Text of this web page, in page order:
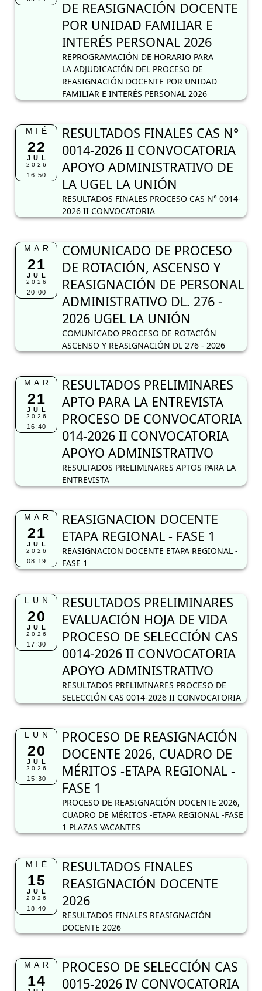
DE REASIGNACIÓN DOCENTE
POR UNIDAD FAMILIAR E
INTERÉS PERSONAL 2026
REPROGRAMACIÓN DE HORARIO PARA
LA ADJUDICACIÓN DEL PROCESO DE
REASIGNACIÓN DOCENTE POR UNIDAD
FAMILIAR E INTERÉS PERSONAL 2026
MIÉ
22
JUL
2026
16:50
RESULTADOS FINALES CAS N°
0014-2026 II CONVOCATORIA
APOYO ADMINISTRATIVO DE
LA UGEL LA UNIÓN
RESULTADOS FINALES PROCESO CAS N° 0014-
2026 II CONVOCATORIA
MAR
21
JUL
2026
20:00
COMUNICADO DE PROCESO
DE ROTACIÓN, ASCENSO Y
REASIGNACIÓN DE PERSONAL
ADMINISTRATIVO DL. 276 -
2026 UGEL LA UNIÓN
COMUNICADO PROCESO DE ROTACIÓN
ASCENSO Y REASIGNACIÓN DL 276 - 2026
MAR
21
JUL
2026
16:40
RESULTADOS PRELIMINARES
APTO PARA LA ENTREVISTA
PROCESO DE CONVOCATORIA
014-2026 II CONVOCATORIA
APOYO ADMINISTRATIVO
RESULTADOS PRELIMINARES APTOS PARA LA
ENTREVISTA
MAR
21
JUL
2026
08:19
REASIGNACION DOCENTE
ETAPA REGIONAL - FASE 1
REASIGNACION DOCENTE ETAPA REGIONAL -
FASE 1
LUN
20
JUL
2026
17:30
RESULTADOS PRELIMINARES
EVALUACIÓN HOJA DE VIDA
PROCESO DE SELECCIÓN CAS
0014-2026 II CONVOCATORIA
APOYO ADMINISTRATIVO
RESULTADOS PRELIMINARES PROCESO DE
SELECCIÓN CAS 0014-2026 II CONVOCATORIA
LUN
20
JUL
2026
15:30
PROCESO DE REASIGNACIÓN
DOCENTE 2026, CUADRO DE
MÉRITOS -ETAPA REGIONAL -
FASE 1
PROCESO DE REASIGNACIÓN DOCENTE 2026,
CUADRO DE MÉRITOS -ETAPA REGIONAL -FASE
1 PLAZAS VACANTES
MIÉ
15
JUL
2026
18:40
RESULTADOS FINALES
REASIGNACIÓN DOCENTE
2026
RESULTADOS FINALES REASIGNACIÓN
DOCENTE 2026
MAR
14
PROCESO DE SELECCIÓN CAS
0015-2026 IV CONVOCATORIA